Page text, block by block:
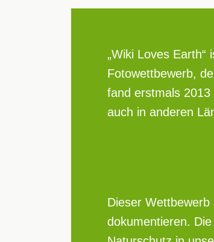
„Wiki Loves
Fotowettbewerb,
fand erstmals
auch in anderen
Dieser
dokumentieren.